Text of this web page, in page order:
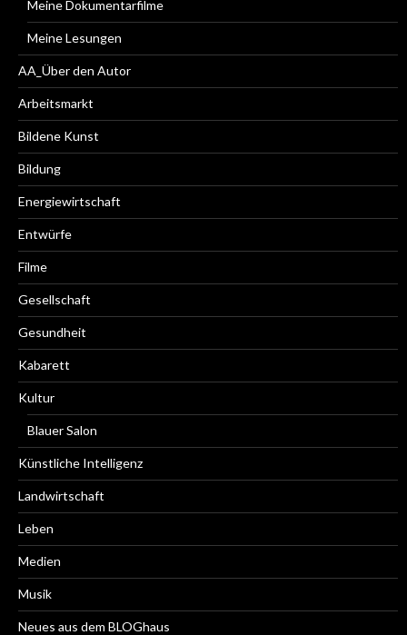
Meine Dokumentarfilme
Meine Lesungen
AA_Über den Autor
Arbeitsmarkt
Bildene Kunst
Bildung
Energiewirtschaft
Entwürfe
Filme
Gesellschaft
Gesundheit
Kabarett
Kultur
Blauer Salon
Künstliche Intelligenz
Landwirtschaft
Leben
Medien
Musik
Neues aus dem BLOGhaus